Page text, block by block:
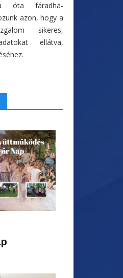
óta fáradha-
azon, hogy a
sikeres,
ellátva,